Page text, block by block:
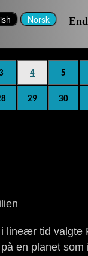
4 5
29 30
lineær tid valgte
en planet